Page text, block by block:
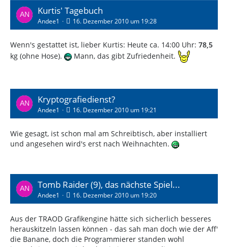
Kurtis' Tagebuch
Andee1 16. Dezember 2010 um 19:28
Wenn's gestattet ist, lieber Kurtis: Heute ca. 14:00 Uhr: 78,5
kg (ohne Hose).
Mann, das gibt Zufriedenheit.
Kryptografiedienst?
Andee1 16. Dezember 2010 um 19:21
Wie gesagt, ist schon mal am Schreibtisch, aber installiert
und angesehen wird's erst nach Weihnachten.
Tomb Raider (9), das nächste Spiel...
Andee1 16. Dezember 2010 um 19:20
Aus der TRAOD Grafikengine hätte sich sicherlich besseres
herauskitzeln lassen können - das sah man doch wie der Aff'
die Banane, doch die Programmierer standen wohl